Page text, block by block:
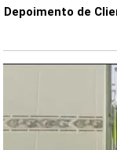
Depoimento de